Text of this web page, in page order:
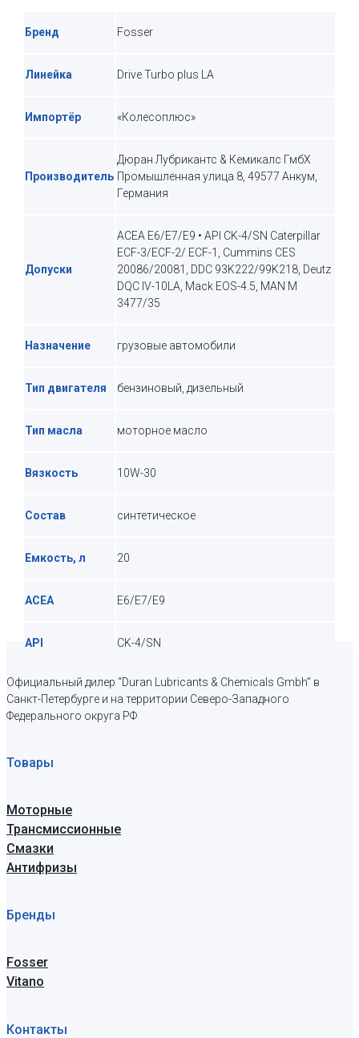
Бренд Fosser
Линейка Drive Turbo plus LA
Импортёр «Колесоплюс»
Производитель
Дюран Лубрикантс & Кемикалс ГмбХ
Промышленная улица 8, 49577 Анкум,
Германия
Допуски
ACEA E6/E7/E9 • API CK-4/SN Caterpillar
ECF-3/ECF-2/ ECF-1, Cummins CES
20086/20081, DDC 93K222/99K218, Deutz
DQC IV-10LA, Mack EOS-4.5, MAN M
3477/35
Назначение грузовые автомобили
Тип двигателя бензиновый, дизельный
Тип масла моторное масло
Вязкость 10W-30
Состав синтетическое
Емкость, л 20
ACEA E6/E7/E9
API CK-4/SN
Официальный дилер “Duran Lubricants & Chemicals Gmbh” в
Санкт-Петербурге и на территории Северо-Западного
Федерального округа РФ
Товары
Моторные
Трансмиссионные
Смазки
Антифризы
Бренды
Fosser
Vitano
Контакты